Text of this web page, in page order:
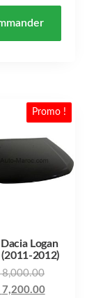
Promo !
Logan
2012)
8,000.00
7,200.00